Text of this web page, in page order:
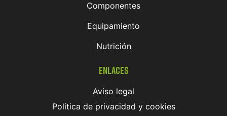
Componentes
Equipamiento
Nutrición
Enlaces
Aviso legal
Política de privacidad y cookies